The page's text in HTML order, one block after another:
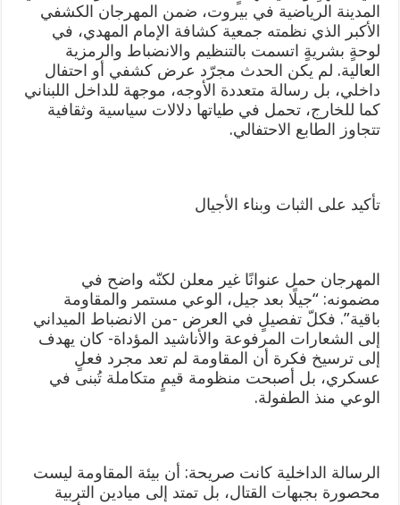
المدينة الرياضية في بيروت، ضمن المهرجان الكشفي
الأكبر الذي نظمته جمعية كشافة الإمام المهدي، في
لوحةٍ بشريةٍ اتسمت بالتنظيم والانضباط والرمزية
العالية. لم يكن الحدث مجرّد عرض كشفي أو احتفال
داخلي، بل رسالة متعددة الأوجه، موجهة للداخل اللبناني
كما للخارج، تحمل في طياتها دلالات سياسية وثقافية
تتجاوز الطابع الاحتفالي.
تأكيد على الثبات وبناء الأجيال
المهرجان حمل عنوانًا غير معلن لكنّه واضح في
مضمونه: “جيلًا بعد جيل، الوعي مستمر والمقاومة
باقية”. فكلّ تفصيلٍ في العرض -من الانضباط الميداني
إلى الشعارات المرفوعة والأناشيد المؤداة- كان يهدف
إلى ترسيخ فكرة أن المقاومة لم تعد مجرد فعلٍ
عسكري، بل أصبحت منظومة قيمٍ متكاملة تُبنى في
الوعي منذ الطفولة.
الرسالة الداخلية كانت صريحة: أن بيئة المقاومة ليست
محصورة بجبهات القتال، بل تمتد إلى ميادين التربية